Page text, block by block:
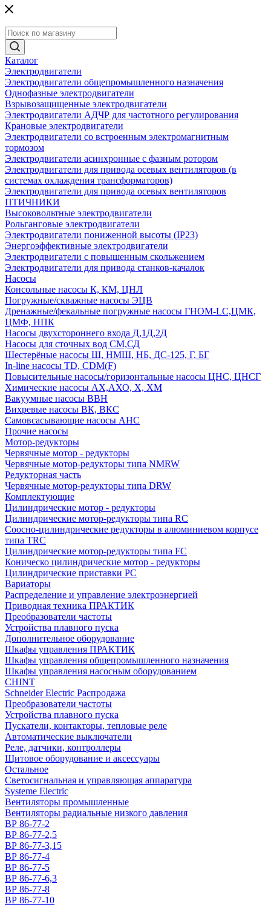
Каталог
Электродвигатели
Электродвигатели общепромышленного назначения
Однофазные электродвигатели
Взрывозащищенные электродвигатели
Электродвигатели АДЧР для частотного регулирования
Крановые электродвигатели
Электродвигатели со встроенным электромагнитным
тормозом
Электродвигатели асинхронные с фазным ротором
Электродвигатели для привода осевых вентиляторов (в
системах охлаждения трансформаторов)
Электродвигатели для привода осевых вентиляторов
ПТИЧНИКИ
Высоковольтные электродвигатели
Рольганговые электродвигатели
Электродвигатели пониженной высоты (IP23)
Энергоэффективные электродвигатели
Электродвигатели с повышенным скольжением
Электродвигатели для привода станков-качалок
Насосы
Консольные насосы К, КМ, ЦНЛ
Погружные/скважные насосы ЭЦВ
Дренажные/фекальные погружные насосы ГНОМ-LC,ЦМК,
ЦМФ, НПК
Насосы двухстороннего входа Д,1Д,2Д
Насосы для сточных вод СМ,СД
Шестерёные насосы Ш, НМШ, НБ, ДС-125, Г, БГ
In-line насосы TD, CDM(F)
Повысительные насосы/горизонтальные насосы ЦНС, ЦНСГ
Химические насосы АХ,АХО, Х, ХМ
Вакуумные насосы ВВН
Вихревые насосы ВК, ВКС
Самовсасывающие насосы АНС
Прочие насосы
Мотор-редукторы
Червячные мотор - редукторы
Червячные мотор-редукторы типа NMRW
Редукторная часть
Червячные мотор-редукторы типа DRW
Комплектующие
Цилиндрические мотор - редукторы
Цилиндрические мотор-редукторы типа RC
Соосно-цилиндрические редукторы в алюминиевом корпусе
типа TRC
Цилиндрические мотор-редукторы типа FC
Коническо цилиндрические мотор - редукторы
Цилиндрические приставки PC
Вариаторы
Распределение и управление электроэнергией
Приводная техника ПРАКТИК
Преобразователи частоты
Устройства плавного пуска
Дополнительное оборудование
Шкафы управления ПРАКТИК
Шкафы управления общепромышленного назначения
Шкафы управления насосным оборудованием
CHINT
Schneider Electric Распродажа
Преобразователи частоты
Устройства плавного пуска
Пускатели, контакторы, тепловые реле
Автоматические выключатели
Реле, датчики, контроллеры
Щитовое оборудование и аксессуары
Остальное
Светосигнальная и управляющая аппаратура
Systeme Electric
Вентиляторы промышленные
Вентиляторы радиальные низкого давления
ВР 86-77-2
ВР 86-77-2,5
ВР 86-77-3,15
ВР 86-77-4
ВР 86-77-5
ВР 86-77-6,3
ВР 86-77-8
ВР 86-77-10